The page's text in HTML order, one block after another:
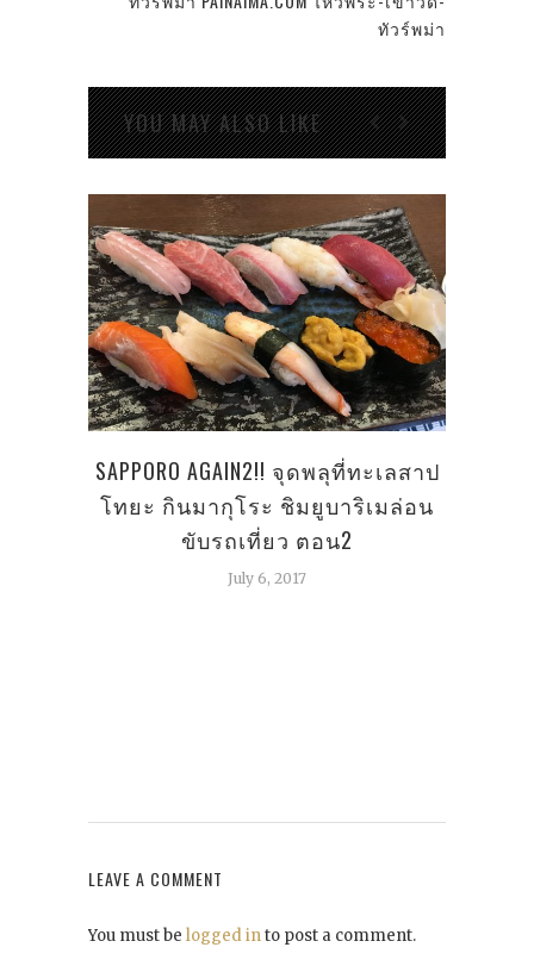
ทัวร์พม่า
YOU MAY ALSO LIKE
SAPPORO AGAIN2!! จุดพลุที่ทะเลสาป
โทยะ กินมากุโระ ชิมยูบาริเมล่อน
ขับรถเที่ยว ตอน2
July 6, 2017
LEAVE A COMMENT
You must be logged into post a comment.